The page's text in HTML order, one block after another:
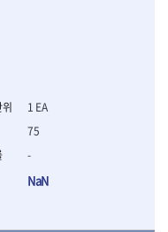
1 EA
75
-
NaN